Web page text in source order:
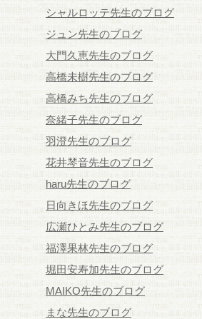
シャルロッテ先生のブログ
ジュン先生のブログ
大門久恵先生のブログ
高橋未樹先生のブログ
高橋みち先生のブログ
奈緒子先生のブログ
羽澄先生のブログ
花井琴音先生のブログ
haru先生のブログ
日向きほ先生のブログ
広瀬ひとみ先生のブログ
福澤果林先生のブログ
堀田安寿加先生のブログ
MAIKO先生のブログ
まな先生のブログ